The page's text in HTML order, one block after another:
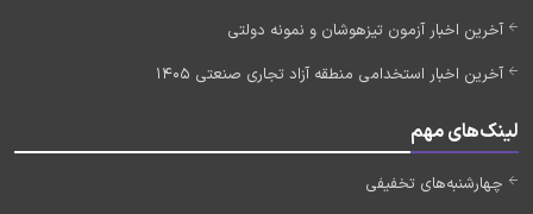
آخرین اخبار آزمون تیزهوشان و نمونه دولتی
آخرین اخبار استخدامی منطقه آزاد تجاری صنعتی 1405
لینک‌های مهم
چهارشنبه‌های تخفیفی